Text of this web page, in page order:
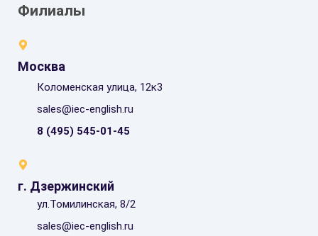
Филиалы
Москва
Коломенская улица, 12к3
sales@iec-english.ru
8 (495) 545-01-45
г. Дзержинский
ул.Томилинская, 8/2
sales@iec-english.ru